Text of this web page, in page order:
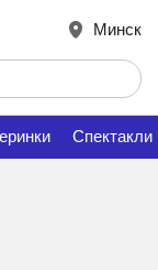
Минск
Спектакли